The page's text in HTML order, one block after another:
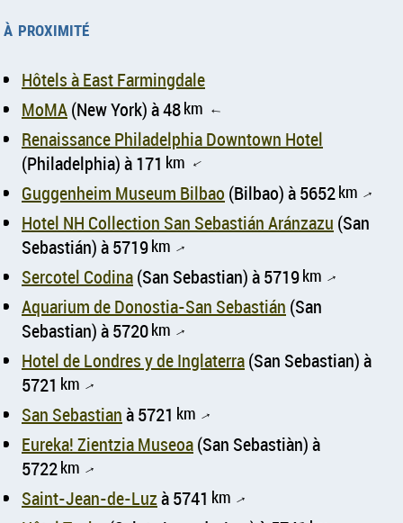
à proximité
Hôtels à East Farmingdale
MoMA(New York) à 48km ↑
Renaissance Philadelphia Downtown Hotel
(Philadelphia) à 171 km ↑
Guggenheim Museum Bilbao (Bilbao) à 5652km ↑
Hotel NH Collection San Sebastián Aránzazu (San
Sebastián) à 5719km ↑
Sercotel Codina(San Sebastian) à 5719km ↑
Aquarium de Donostia-San Sebastián (San
Sebastian) à 5720km ↑
Hotel de Londres y de Inglaterra(San Sebastian) à
5721 km ↑
San Sebastianà 5721 km ↑
Eureka! Zientzia Museoa(San Sebastiàn) à
5722km ↑
Saint-Jean-de-Luzà 5741 km ↑